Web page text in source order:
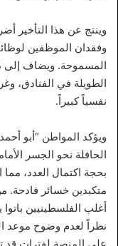
وينتج عن هذا التأخير
وفقدان الموظفين
المسموحة. ويضاف إلى
الطويلة في الفنادق،
نفسياً كبيراً.
ويؤكد المواطن “أبو
الحافلة نحو الجسر
متكبدين خسائر فادحة.
أغلب الفلسطينيين
نظراً لعدم وضوح موعد